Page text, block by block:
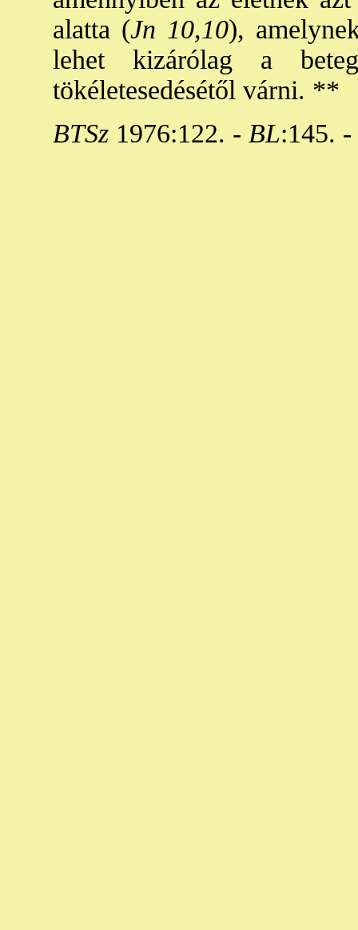
alatta (Jn 10,10),
lehet kizárólag a
tökéletesedésétől várni. **
BTSz 1976:122. - BL:145. -